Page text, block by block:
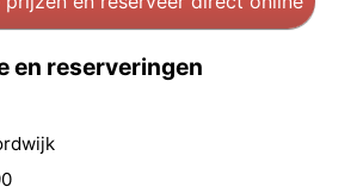
en reserveringen